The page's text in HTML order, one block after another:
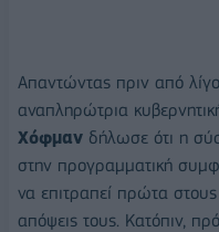
Απαντώντας πριν από
αναπληρώτρια
Χόφμαν δήλωσε ότι η
στην προγραμματική
να επιτραπεί πρώτα
απόψεις τους. Κατόπιν,